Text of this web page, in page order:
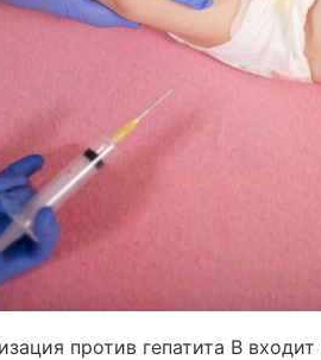
против гепатита В